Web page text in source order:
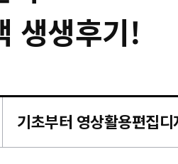
생생후기!